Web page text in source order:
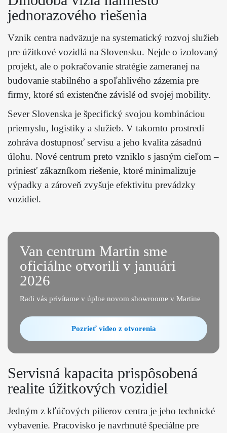
jednorazového riešenia
Vznik centra nadväzuje na systematický rozvoj služieb
pre úžitkové vozidlá na Slovensku. Nejde o izolovaný
projekt, ale o pokračovanie stratégie zameranej na
budovanie stabilného a spoľahlivého zázemia pre
firmy, ktoré sú existenčne závislé od svojej mobility.
Sever Slovenska je špecifický svojou kombináciou
priemyslu, logistiky a služieb. V takomto prostredí
zohráva dostupnosť servisu a jeho kvalita zásadnú
úlohu. Nové centrum preto vzniklo s jasným cieľom –
priniesť zákazníkom riešenie, ktoré minimalizuje
výpadky a zároveň zvyšuje efektivitu prevádzky
vozidiel.
Van centrum Martin sme
oficiálne otvorili v januári
2026
Radi vás privítame v úplne novom showroome v Martine
Pozrieť video z otvorenia
Servisná kapacita prispôsobená
realite úžitkových vozidiel
Jedným z kľúčových pilierov centra je jeho technické
vybavenie. Pracovisko je navrhnuté špeciálne pre